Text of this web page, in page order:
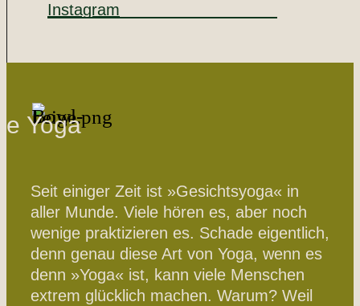
Instagram
Yoga
Seit einiger Zeit ist »Gesichtsyoga« in
aller Munde. Viele hören es, aber noch
wenige praktizieren es. Schade eigentlich,
denn genau diese Art von Yoga, wenn es
denn »Yoga« ist, kann viele Menschen
extrem glücklich machen. Warum? Weil